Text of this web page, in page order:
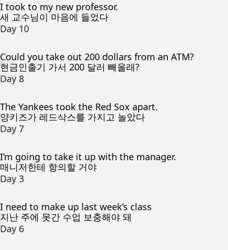
I took to my new professor.
새 교수님이 마음에 들었다
Day 10
Could you take out 200 dollars from an ATM?
현금인출기 가서 200 달러 빼올래?
Day 8
The Yankees took the Red Sox apart.
양키즈가 레드삭스를 가지고 놀았다
Day 7
I’m going to take it up with the manager.
매니저한테 항의할 거야
Day 3
I need to make up last week’s class
지난 주에 못간 수업 보충해야 돼
Day 6